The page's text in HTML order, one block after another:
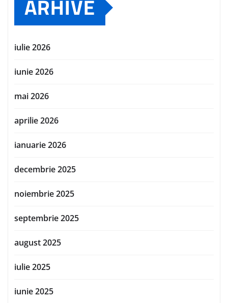
iulie 2026
iunie 2026
mai 2026
aprilie 2026
ianuarie 2026
decembrie 2025
noiembrie 2025
septembrie 2025
august 2025
iulie 2025
iunie 2025